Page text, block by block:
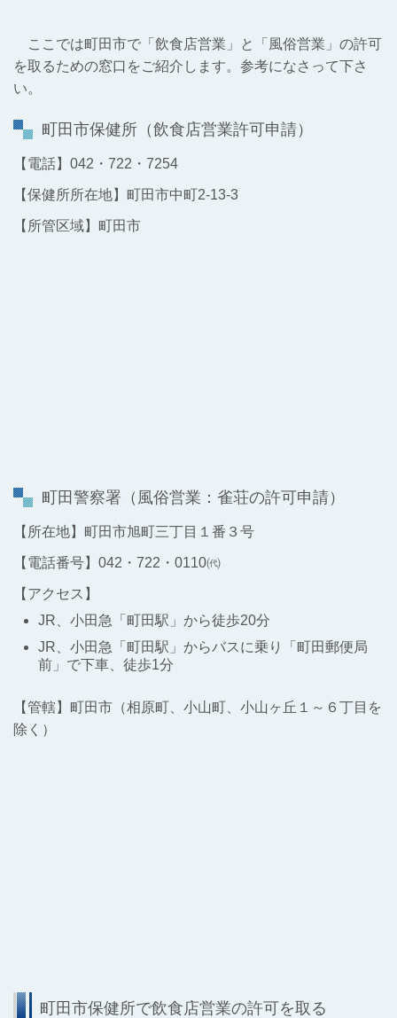
ここでは町田市で「飲食店営業」と「風俗営業」の許可
を取るための窓口をご紹介します。参考になさって下さ
い。
町田市保健所（飲食店営業許可申請）
【電話】042・722・7254
【保健所所在地】町田市中町2-13-3
【所管区域】町田市
町田警察署 （風俗営業：雀荘の許可申請）
【所在地】町田市旭町三丁目１番３号
【電話番号】042・722・0110㈹
【アクセス】
JR、小田急「町田駅」から徒歩20分
JR、小田急「町田駅」からバスに乗り「町田郵便局
前」で下車、徒歩1分
【管轄】町田市（相原町、小山町、小山ヶ丘１～６丁目を
除く）
町田市保健所で飲食店営業の許可を取る